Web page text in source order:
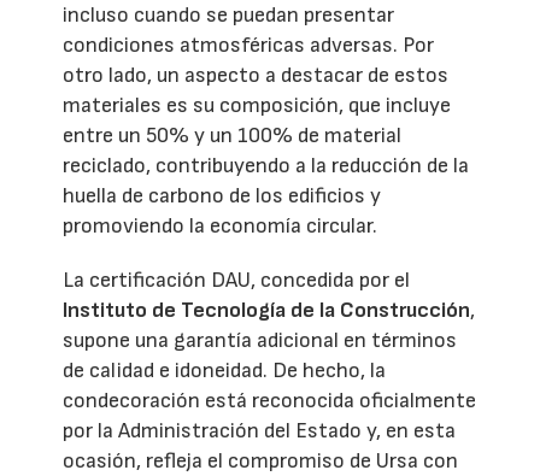
incluso cuando se puedan presentar
condiciones atmosféricas adversas. Por
otro lado, un aspecto a destacar de estos
materiales es su composición, que incluye
entre un 50% y un 100% de material
reciclado, contribuyendo a la reducción de la
huella de carbono de los edificios y
promoviendo la economía circular.
La certificación DAU, concedida por el
Instituto de Tecnología de la Construcción,
supone una garantía adicional en términos
de calidad e idoneidad. De hecho, la
condecoración está reconocida oficialmente
por la Administración del Estado y, en esta
ocasión, refleja el compromiso de Ursa con